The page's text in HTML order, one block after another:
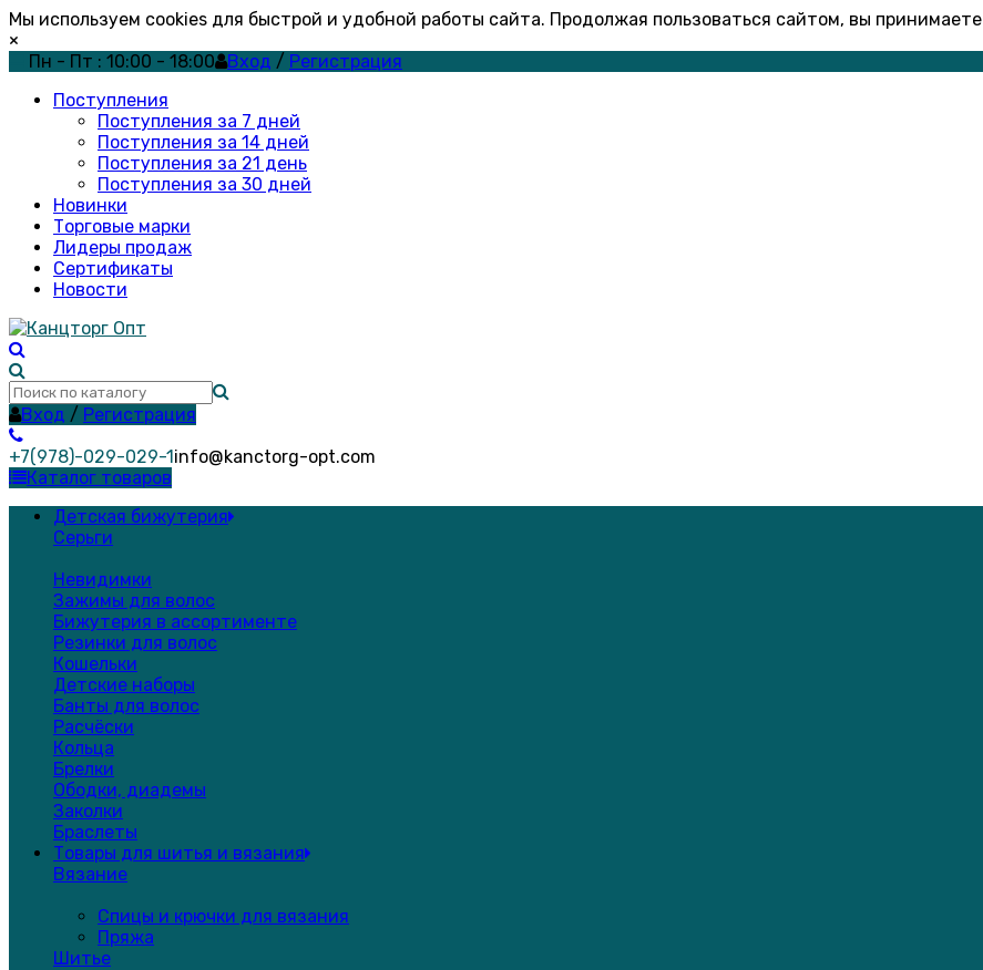
Мы используем cookies для быстрой и удобной работы сайта. Продолжая пользоваться сайтом, вы принимаете
×
Пн - Пт : 10:00 - 18:00
Вход / Регистрация
Поступления
Поступления за 7 дней
Поступления за 14 дней
Поступления за 21 день
Поступления за 30 дней
Новинки
Торговые марки
Лидеры продаж
Сертификаты
Новости
Вход / Регистрация
+7(978)-029-029-1info@kanctorg-opt.com
Каталог товаров
Детская бижутерия
Серьги
Невидимки
Зажимы для волос
Бижутерия в ассортименте
Резинки для волос
Кошельки
Детские наборы
Банты для волос
Расчёски
Кольца
Брелки
Ободки, диадемы
Заколки
Браслеты
Товары для шитья и вязания
Вязание
Спицы и крючки для вязания
Пряжа
Шитье